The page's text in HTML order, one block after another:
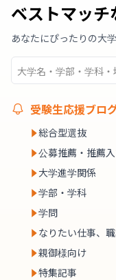
ベストマッ
あなたにぴったりの大
受験生応援ブロ
総合型選抜
公募推薦・推薦
大学進学関係
学部・学科
学問
なりたい仕事、
親御様向け
特集記事